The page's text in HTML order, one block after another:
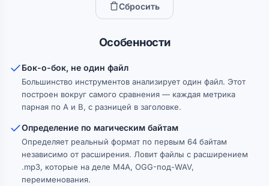
Сбросить
Особенности
Бок-о-бок, не один файл
Большинство инструментов анализирует один файл. Этот
построен вокруг самого сравнения — каждая метрика
парная по A и B, с разницей в заголовке.
Определение по магическим байтам
Определяет реальный формат по первым 64 байтам
независимо от расширения. Ловит файлы с расширением
.mp3, которые на деле M4A, OGG-под-WAV,
переименования.